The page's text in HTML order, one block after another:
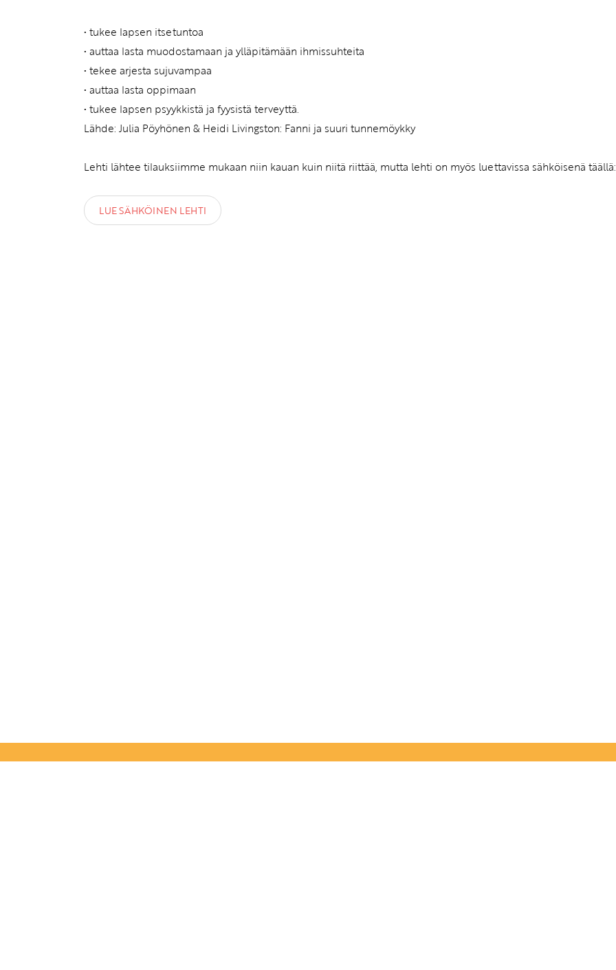
• tukee lapsen itsetuntoa
• auttaa lasta muodostamaan ja ylläpitämään ihmissuhteita
• tekee arjesta sujuvampaa
• auttaa lasta oppimaan
• tukee lapsen psyykkistä ja fyysistä terveyttä.
Lähde: Julia Pöyhönen & Heidi Livingston: Fanni ja suuri tunnemöykky
Lehti lähtee tilauksiimme mukaan niin kauan kuin niitä riittää, mutta lehti on myös luettavissa sähköisenä täällä:
LUE SÄHKÖINEN LEHTI
Tunnetaitoja lapselle -verkkokauppa tarjoaa